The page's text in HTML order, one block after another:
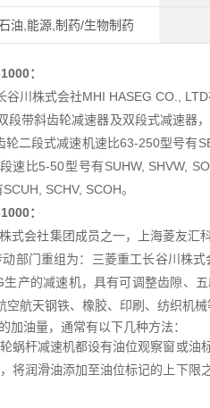
油,能源,制药/生物制药
：
谷川株式会社MHI HASEG CO.,
段带斜齿轮减速器及双段式减速器
轮二段式减速机速比63-250型号有
速比5-50型号有SUHW, SHVW,
SCHV, SCOH。
：
式会社集团成员之一，上海菱友
部门重组为：三菱重工长谷川株
产的减速机，具有可调整齿隙、
航天钢铁、橡胶、印刷、纺织机械
加油量，通常有以下几种方法：
蜗杆减速机都设有油位观察窗或
将润滑油添加至油位标记的上下